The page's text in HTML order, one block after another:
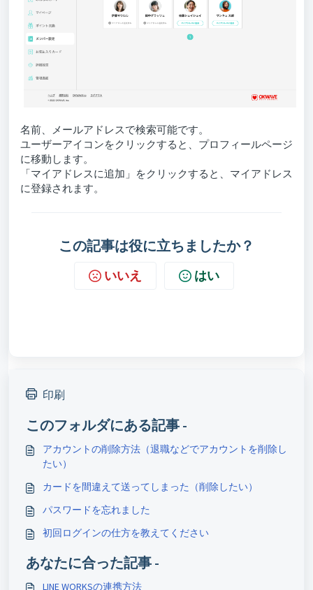
名前、メールアドレスで検索可能です。
ユーザーアイコンをクリックすると、プロフィールページ
に移動します。
「マイアドレスに追加」をクリックすると、マイアドレス
に登録されます。
この記事は役に立ちましたか？
いいえ はい
印刷
このフォルダにある記事 -
アカウントの削除方法（退職などでアカウントを削除し
たい）
カードを間違えて送ってしまった（削除したい）
パスワードを忘れました
初回ログインの仕方を教えてください
あなたに合った記事 -
LINE WORKSの連携方法